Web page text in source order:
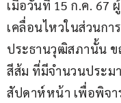
เมื่อวันที่ 15 ก.ค. 67
เคลื่อนไหวในส่วนกา
ประธานวุฒิสภานั้น ข
สีส้ม ที่มีจำนวนประม
สัปดาห์หน้า เพื่อพิจา